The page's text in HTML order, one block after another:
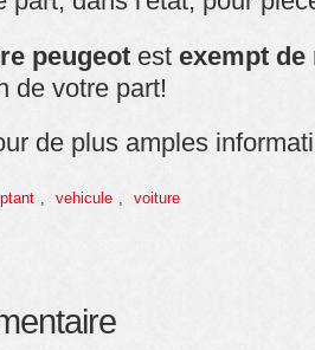
peugeot est exempt de
de votre part!
de plus amples
, vehicule , voiture